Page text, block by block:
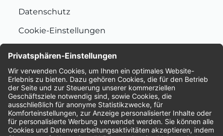
Datenschutz
Cookie-Einstellungen
Bewertungen